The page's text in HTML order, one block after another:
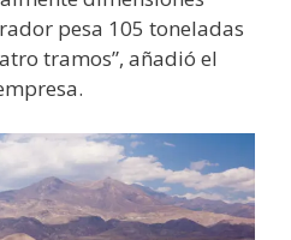
pesa 105 toneladas
tramos”, añadió el